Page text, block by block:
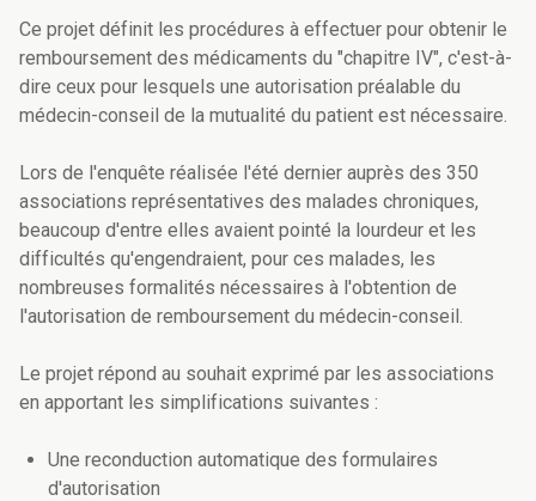
Ce projet définit les procédures à effectuer pour obtenir le
remboursement des médicaments du "chapitre IV", c'est-à-
dire ceux pour lesquels une autorisation préalable du
médecin-conseil de la mutualité du patient est nécessaire.
Lors de l'enquête réalisée l'été dernier auprès des 350
associations représentatives des malades chroniques,
beaucoup d'entre elles avaient pointé la lourdeur et les
difficultés qu'engendraient, pour ces malades, les
nombreuses formalités nécessaires à l'obtention de
l'autorisation de remboursement du médecin-conseil.
Le projet répond au souhait exprimé par les associations
en apportant les simplifications suivantes :
Une reconduction automatique des formulaires
d'autorisation